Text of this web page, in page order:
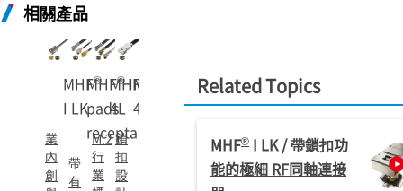
相關產品
MHF®
I LK
業
內
創
MHF®I (4
pads
receptacle)
帶
有
MHF
4L
M.2
行
業
MHF
4L LK
鎖
扣
設
Related Topics
MHF® I LK / 帶鎖扣功
能的極細 RF同軸連接